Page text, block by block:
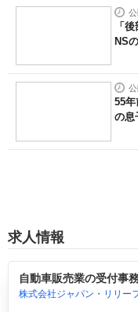
「
NS
55
の
求人情報
自動車販売業の受付事
株式会社ジャパン・リリー